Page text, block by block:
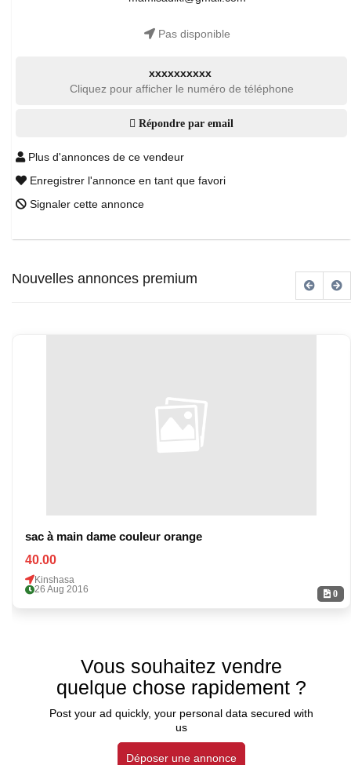
Pas disponible
xxxxxxxxxx
Cliquez pour afficher le numéro de téléphone
Répondre par email
Plus d'annonces de ce vendeur
Enregistrer l'annonce en tant que favori
Signaler cette annonce
Nouvelles annonces premium
0
sac à main dame couleur orange
40.00
Kinshasa
26 Aug 2016
Vous souhaitez vendre
quelque chose rapidement ?
Post your ad quickly, your personal data secured with
us
Déposer une annonce